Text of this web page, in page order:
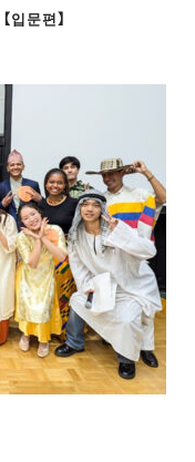
문편】